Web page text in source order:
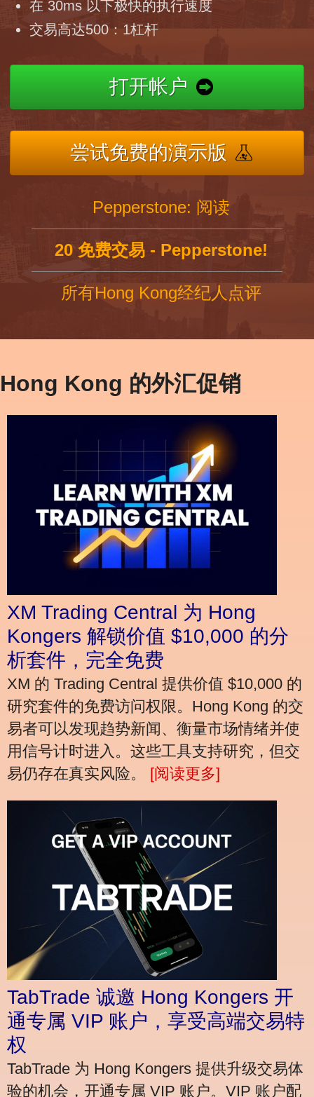
在 30ms 以下极快的执行速度
交易高达500：1杠杆
打开帐户
尝试免费的演示版
Pepperstone: 阅读
20 免费交易 - Pepperstone!
所有Hong Kong经纪人点评
Hong Kong 的外汇促销
XM Trading Central 为 Hong
Kongers 解锁价值 $10,000 的分
析套件，完全免费
XM 的 Trading Central 提供价值 $10,000 的
研究套件的免费访问权限。Hong Kong 的交
易者可以发现趋势新闻、衡量市场情绪并使
用信号计时进入。这些工具支持研究，但交
易仍存在真实风险。 [阅读更多]
TabTrade 诚邀 Hong Kongers 开
通专属 VIP 账户，享受高端交易特
权
TabTrade 为 Hong Kongers 提供升级交易体
验的机会，开通专属 VIP 账户。VIP 账户配